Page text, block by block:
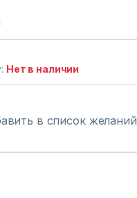
Нет в наличии
в список желаний